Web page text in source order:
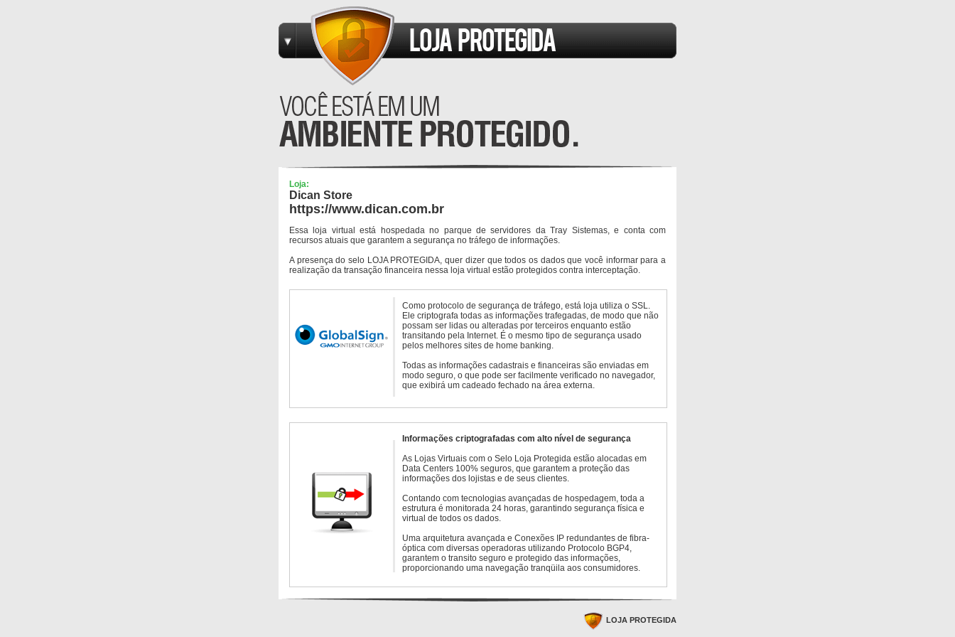
Loja:
Dican Store
https://www.dican.com.br
Essa loja virtual está hospedada no parque de servidores da Tray Sistemas, e conta com
recursos atuais que garantem a segurança no tráfego de informações.
A presença do selo LOJA PROTEGIDA, quer dizer que todos os dados que você informar para a
realização da transação financeira nessa loja virtual estão protegidos contra interceptação.
Como protocolo de segurança de tráfego, está loja utiliza o SSL.
Ele criptografa todas as informações trafegadas, de modo que não
possam ser lidas ou alteradas por terceiros enquanto estão
transitando pela Internet. É o mesmo tipo de segurança usado
pelos melhores sites de home banking.
Todas as informações cadastrais e financeiras são enviadas em
modo seguro, o que pode ser facilmente verificado no navegador,
que exibirá um cadeado fechado na área externa.
Informações criptografadas com alto nível de segurança
As Lojas Virtuais com o Selo Loja Protegida estão alocadas em
Data Centers 100% seguros, que garantem a proteção das
informações dos lojistas e de seus clientes.
Contando com tecnologias avançadas de hospedagem, toda a
estrutura é monitorada 24 horas, garantindo segurança física e
virtual de todos os dados.
Uma arquitetura avançada e Conexões IP redundantes de fibra-
óptica com diversas operadoras utilizando Protocolo BGP4,
garantem o transito seguro e protegido das informações,
proporcionando uma navegação tranqüila aos consumidores.
LOJA PROTEGIDA